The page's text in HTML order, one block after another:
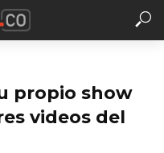
propio show
videos del